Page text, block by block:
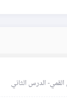
الدرس الثاني